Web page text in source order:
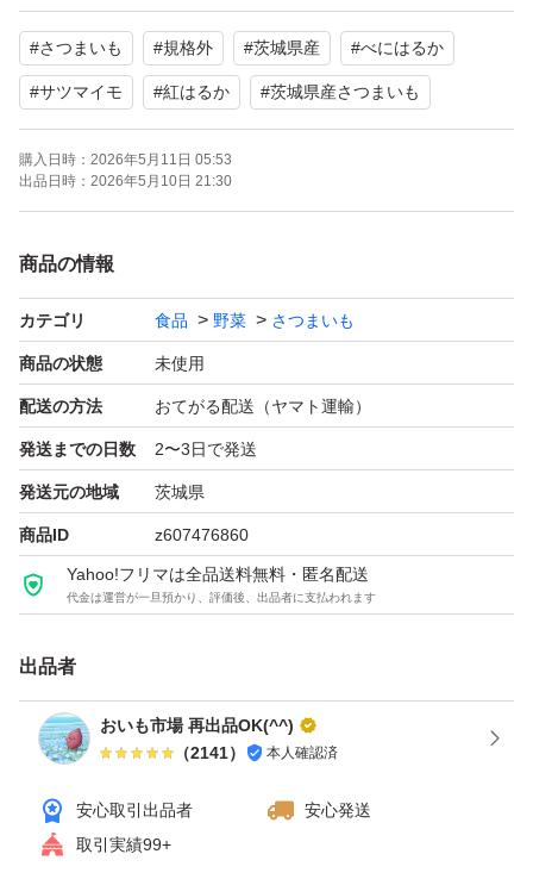
いので熱の通りも早く高熱費削減にもなります。
出荷日に検品して箱詰めしておりますが、輸送時の状況や
温度．湿度などで皮に傷がついたり、傷みが出てしまうか
もしれません。
上記の件で何か気になることがありましたら、ご質問や評
価する前にコメントにてお問い合わせ下さい。
一定の温度と湿度が保つ、さつまいも専用貯蔵庫で保存し
ております。
ただし、ご購入後は野菜ですので保存状況によって
すぐに傷むこともあります。
発送は早ければ当日又は翌日になることもあります。
写真はイメージです。
#さつまいも #規格外 #茨城県産 #べにはるか
#サツマイモ #紅はるか #茨城県産さつまいも
購入日時： 2026年5月11日 05:53
出品日時： 2026年5月10日 21:30
商品の情報
カテゴリ 食品 野菜 さつまいも
商品の状態 未使用
配送の方法 おてがる配送（ヤマト運輸）
発送までの日数 2〜3日で発送
発送元の地域 茨城県
商品ID z607476860
Yahoo!フリマは全品送料無料・匿名配送
代金は運営が一旦預かり、評価後、出品者に支払われます
出品者
おいも市場 再出品OK(^^)
（2141） 本人確認済
安心取引出品者
安心発送
取引実績99+